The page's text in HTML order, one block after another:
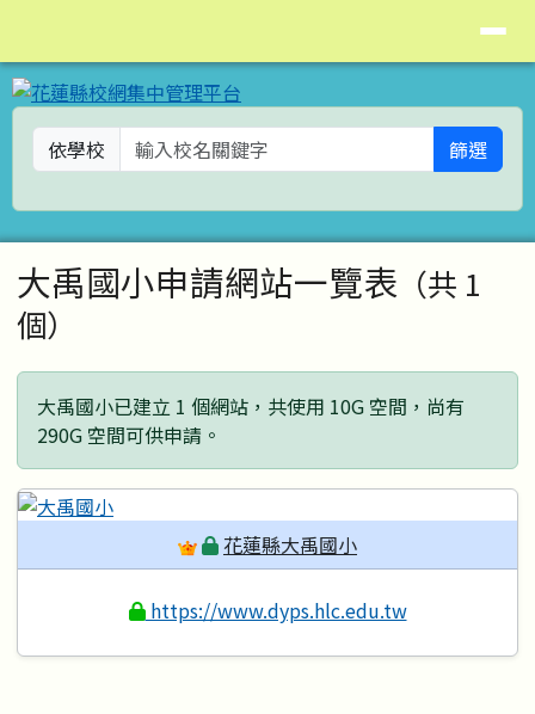
依學校 篩選
主內容區域
大禹國小申請網站一覽表 （共 1
個）
大禹國小已建立 1 個網站，共使用 10G 空間，尚有
290G 空間可供申請。
花蓮縣大禹國小
https://www.dyps.hlc.edu.tw
頁尾區域